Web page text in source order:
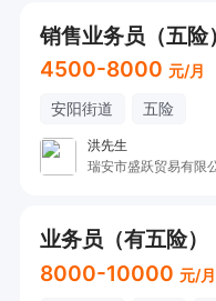
销售业务员（五险）
4500-8000 元/月
安阳街道 五险
洪先生
瑞安市盛跃贸易有限
业务员（有五险）
8000-10000 元/月